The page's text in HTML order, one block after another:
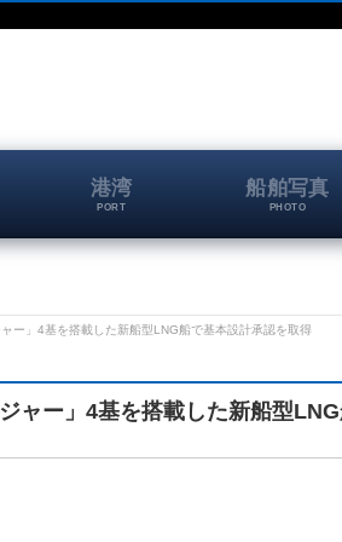
港湾
PORT
船舶写真
PHOTO
ー」4基を搭載した新船型LNG船で基本設計承認を取得
ャー」4基を搭載した新船型